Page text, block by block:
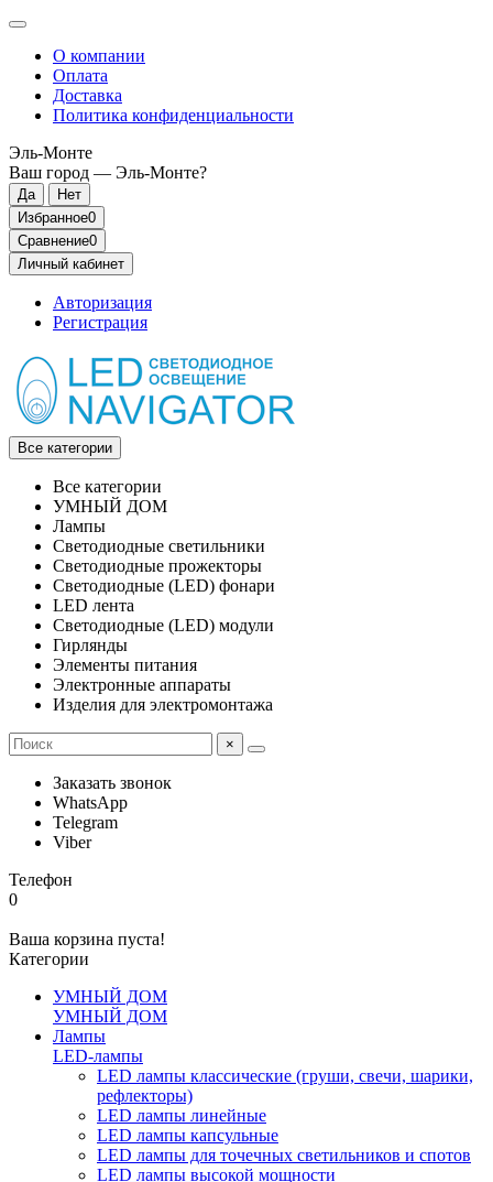
О компании
Оплата
Доставка
Политика конфиденциальности
Эль-Монте
Ваш город — Эль-Монте?
Избранное0
Сравнение0
Личный кабинет
Авторизация
Регистрация
Все категории
Все категории
УМНЫЙ ДОМ
Лампы
Светодиодные светильники
Светодиодные прожекторы
Светодиодные (LED) фонари
LED лента
Светодиодные (LED) модули
Гирлянды
Элементы питания
Электронные аппараты
Изделия для электромонтажа
×
Заказать звонок
WhatsApp
Telegram
Viber
Телефон
0
Ваша корзина пуста!
Категории
УМНЫЙ ДОМ
УМНЫЙ ДОМ
Лампы
LED-лампы
LED лампы классические (груши, свечи, шарики,
рефлекторы)
LED лампы линейные
LED лампы капсульные
LED лампы для точечных светильников и спотов
LED лампы высокой мощности